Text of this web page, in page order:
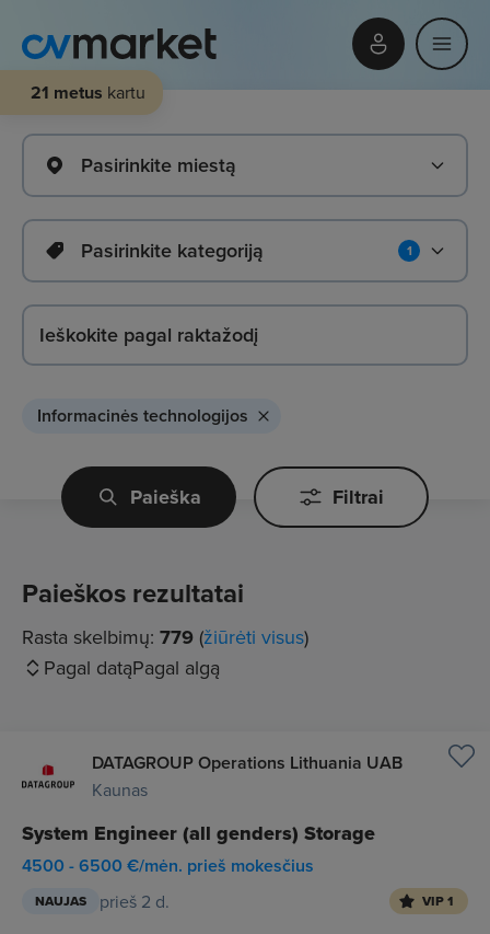
21 metus kartu
Pasirinkite miestą
Pasirinkite kategoriją 1
Informacinės technologijos
Paieška Filtrai
Paieškos rezultatai
Rasta skelbimų: 779 (žiūrėti visus)
Pagal datąPagal algą
DATAGROUP Operations Lithuania UAB
Kaunas
System Engineer (all genders) Storage
4500 - 6500 €/mėn. prieš mokesčius
NAUJAS prieš 2 d. VIP 1